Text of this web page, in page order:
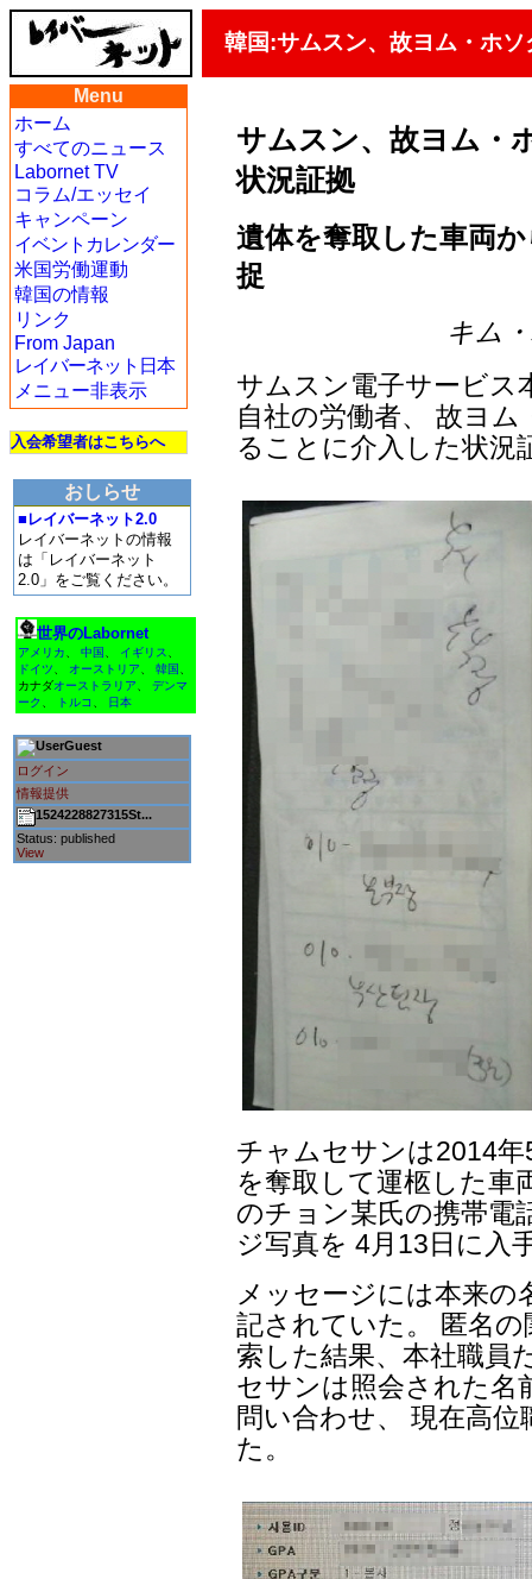
韓国:サムスン、故ヨム・ホ
Menu
ホーム
すべてのニュース
Labornet TV
コラム/エッセイ
キャンペーン
イベントカレンダー
米国労働運動
韓国の情報
リンク
From Japan
レイバーネット日本
メニュー非表示
入会希望者はこちらへ
おしらせ
■レイバーネット2.0
レイバーネットの情報
は「レイバーネット
2.0」をご覧ください。
世界のLabornet
アメリカ 中国 イギリス
ドイツ
オーストリア 韓国
カナダオーストラリア
デンマ
ーク
トルコ 日本
Guest
ログイン
情報提供
1524228827315St...
Status: published
View
サムスン、故ヨム・
状況証拠
遺体を奪取した車両
捉
キム
サムスン電子サービス
自社の労働者、 故ヨ
ることに介入した状況
チャムセサンは2014
を奪取して運柩した車
のチョン某氏の携帯電
ジ写真を 4月13日に入
メッセージには本来の
記されていた。 匿名
索した結果、本社職員
セサンは照会された名
問い合わせ、 現在高
た。